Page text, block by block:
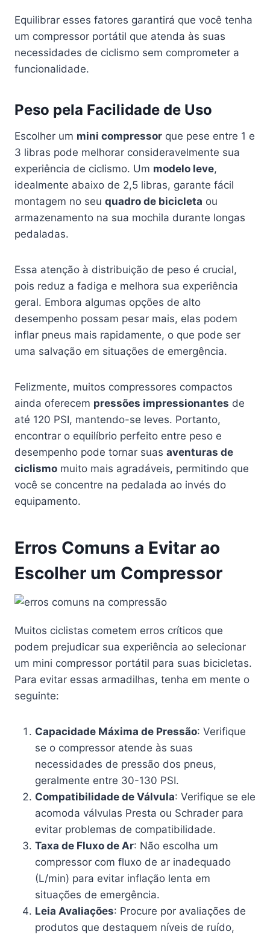
Equilibrar esses fatores garantirá que você tenha
um compressor portátil que atenda às suas
necessidades de ciclismo sem comprometer a
funcionalidade.
Peso pela Facilidade de Uso
Escolher um mini compressor que pese entre 1 e
3 libras pode melhorar consideravelmente sua
experiência de ciclismo. Um modelo leve,
idealmente abaixo de 2,5 libras, garante fácil
montagem no seu quadro de bicicleta ou
armazenamento na sua mochila durante longas
pedaladas.
Essa atenção à distribuição de peso é crucial,
pois reduz a fadiga e melhora sua experiência
geral. Embora algumas opções de alto
desempenho possam pesar mais, elas podem
inflar pneus mais rapidamente, o que pode ser
uma salvação em situações de emergência.
Felizmente, muitos compressores compactos
ainda oferecem pressões impressionantes de
até 120 PSI, mantendo-se leves. Portanto,
encontrar o equilíbrio perfeito entre peso e
desempenho pode tornar suas aventuras de
ciclismo muito mais agradáveis, permitindo que
você se concentre na pedalada ao invés do
equipamento.
Erros Comuns a Evitar ao
Escolher um Compressor
Muitos ciclistas cometem erros críticos que
podem prejudicar sua experiência ao selecionar
um mini compressor portátil para suas bicicletas.
Para evitar essas armadilhas, tenha em mente o
seguinte:
Capacidade Máxima de Pressão: Verifique
se o compressor atende às suas
necessidades de pressão dos pneus,
geralmente entre 30-130 PSI.
Compatibilidade de Válvula: Verifique se ele
acomoda válvulas Presta ou Schrader para
evitar problemas de compatibilidade.
Taxa de Fluxo de Ar: Não escolha um
compressor com fluxo de ar inadequado
(L/min) para evitar inflação lenta em
situações de emergência.
Leia Avaliações: Procure por avaliações de
produtos que destaquem níveis de ruído,